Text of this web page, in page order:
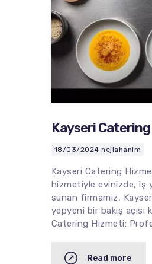
Kayseri
18/03/2024 nejlahanim
Kayseri Catering
hizmetiyle evinizde, iş
sunan firmamız,
yepyeni bir bakış
Catering Hizmeti:
Read more